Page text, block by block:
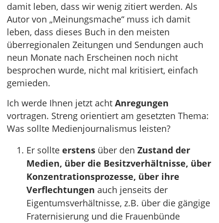
damit leben, dass wir wenig zitiert werden. Als
Autor von „Meinungsmache“ muss ich damit
leben, dass dieses Buch in den meisten
überregionalen Zeitungen und Sendungen auch
neun Monate nach Erscheinen noch nicht
besprochen wurde, nicht mal kritisiert, einfach
gemieden.
Ich werde Ihnen jetzt acht Anregungen
vortragen. Streng orientiert am gesetzten Thema:
Was sollte Medienjournalismus leisten?
Er sollte erstens über den Zustand der
Medien, über die Besitzverhältnisse, über
Konzentrationsprozesse, über ihre
Verflechtungen auch jenseits der
Eigentumsverhältnisse, z.B. über die gängige
Fraternisierung und die Frauenbünde